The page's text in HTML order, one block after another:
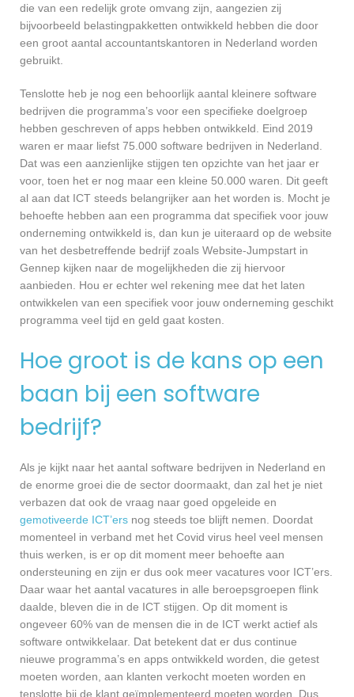
die van een redelijk grote omvang zijn, aangezien zij
bijvoorbeeld belastingpakketten ontwikkeld hebben die door
een groot aantal accountantskantoren in Nederland worden
gebruikt.
Tenslotte heb je nog een behoorlijk aantal kleinere software
bedrijven die programma’s voor een specifieke doelgroep
hebben geschreven of apps hebben ontwikkeld. Eind 2019
waren er maar liefst 75.000 software bedrijven in Nederland.
Dat was een aanzienlijke stijgen ten opzichte van het jaar er
voor, toen het er nog maar een kleine 50.000 waren. Dit geeft
al aan dat ICT steeds belangrijker aan het worden is. Mocht je
behoefte hebben aan een programma dat specifiek voor jouw
onderneming ontwikkeld is, dan kun je uiteraard op de website
van het desbetreffende bedrijf zoals Website-Jumpstart in
Gennep kijken naar de mogelijkheden die zij hiervoor
aanbieden. Hou er echter wel rekening mee dat het laten
ontwikkelen van een specifiek voor jouw onderneming geschikt
programma veel tijd en geld gaat kosten.
Hoe groot is de kans op een
baan bij een software
bedrijf?
Als je kijkt naar het aantal software bedrijven in Nederland en
de enorme groei die de sector doormaakt, dan zal het je niet
verbazen dat ook de vraag naar goed opgeleide en
gemotiveerde ICT’ers nog steeds toe blijft nemen. Doordat
momenteel in verband met het Covid virus heel veel mensen
thuis werken, is er op dit moment meer behoefte aan
ondersteuning en zijn er dus ook meer vacatures voor ICT’ers.
Daar waar het aantal vacatures in alle beroepsgroepen flink
daalde, bleven die in de ICT stijgen. Op dit moment is
ongeveer 60% van de mensen die in de ICT werkt actief als
software ontwikkelaar. Dat betekent dat er dus continue
nieuwe programma’s en apps ontwikkeld worden, die getest
moeten worden, aan klanten verkocht moeten worden en
tenslotte bij de klant geïmplementeerd moeten worden. Dus